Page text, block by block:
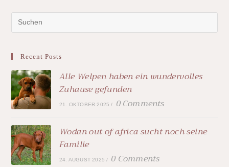
Recent Posts
Alle Welpen haben ein wundervolles
Zuhause gefunden
21. OKTOBER 2025 /
0 Comments
Wodan out of africa sucht noch seine
Familie
24. AUGUST 2025 / 0 Comments